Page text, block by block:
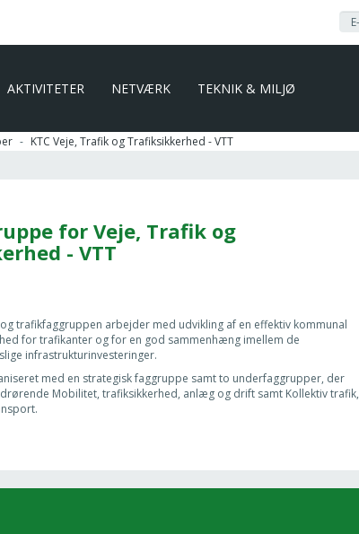
AKTIVITETER NETVÆRK TEKNIK & MILJØ
KTC Veje, Trafik og Trafiksikkerhed - VTT
for Veje, Trafik og
- VTT
trafikfaggruppen arbejder med udvikling af en effektiv kommunal
for trafikanter og for en god sammenhæng imellem de
infrastrukturinvesteringer.
med en strategisk faggruppe samt to underfaggrupper, der
Mobilitet, trafiksikkerhed, anlæg og drift samt Kollektiv trafik,